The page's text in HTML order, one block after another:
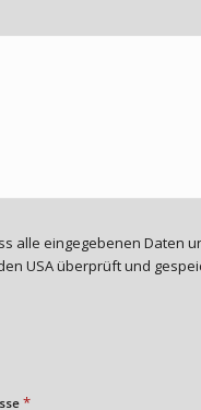
alle eingegebenen Daten
USA überprüft und
*